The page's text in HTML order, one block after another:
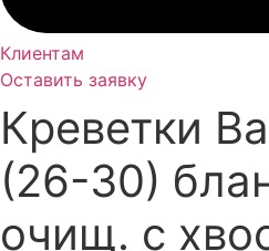
Клиентам
Оставить заявку
Креветки
(26-30)
очищ. с